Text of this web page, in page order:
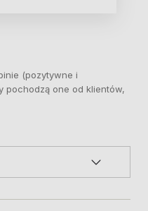
(pozytywne i
pochodzą one od klientów,